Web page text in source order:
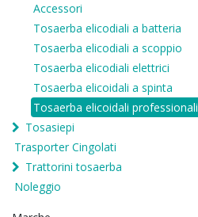
Accessori
Tosaerba elicodiali a batteria
Tosaerba elicodiali a scoppio
Tosaerba elicodiali elettrici
Tosaerba elicoidali a spinta
Tosaerba elicoidali professionali
Tosasiepi
Trasporter Cingolati
Trattorini tosaerba
Noleggio